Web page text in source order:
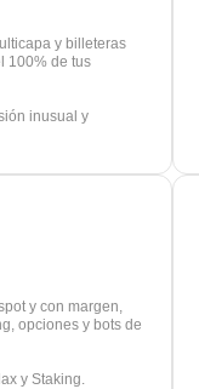
y billeteras
100% de tus
inusual y
y con margen,
opciones y bots de
y Staking.